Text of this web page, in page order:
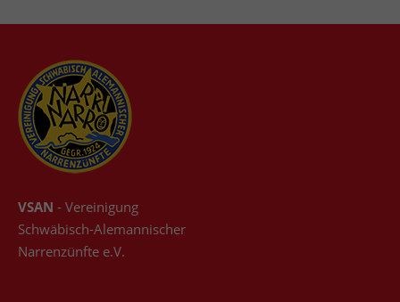
VSAN - Vereinigung
Schwäbisch-Alemannischer
Narrenzünfte e.V.